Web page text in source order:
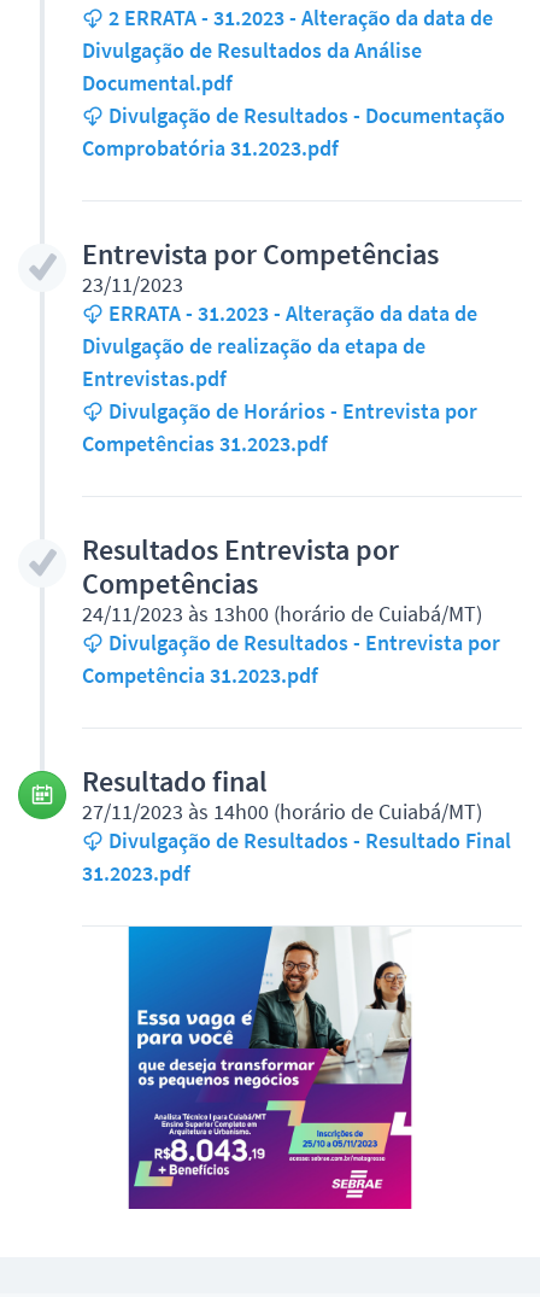
2 ERRATA - 31.2023 - Alteração da data de
Divulgação de Resultados da Análise
Documental.pdf
Divulgação de Resultados - Documentação
Comprobatória 31.2023.pdf
Entrevista por Competências
23/11/2023
ERRATA - 31.2023 - Alteração da data de
Divulgação de realização da etapa de
Entrevistas.pdf
Divulgação de Horários - Entrevista por
Competências 31.2023.pdf
Resultados Entrevista por
Competências
24/11/2023 às 13h00 (horário de Cuiabá/MT)
Divulgação de Resultados - Entrevista por
Competência 31.2023.pdf
Resultado final
27/11/2023 às 14h00 (horário de Cuiabá/MT)
Divulgação de Resultados - Resultado Final
31.2023.pdf